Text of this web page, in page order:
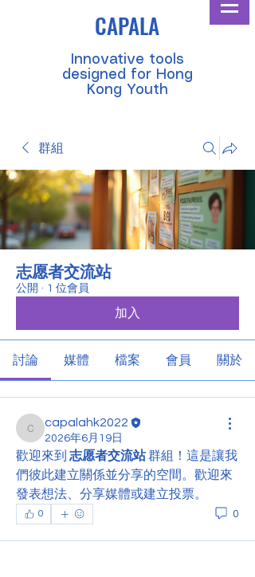
CAPALA
​Innovative tools
designed for Hong
Kong Youth
群組
志愿者交流站
公開 · 1 位會員
加入
討論 媒體 檔案 會員 關於
capalahk2022
capalahk2022
2026年6月19日
歡迎來到 志愿者交流站 群組！這是讓我
們彼此建立關係並分享的空間。歡迎來
發表想法、分享媒體或建立投票。
0 0